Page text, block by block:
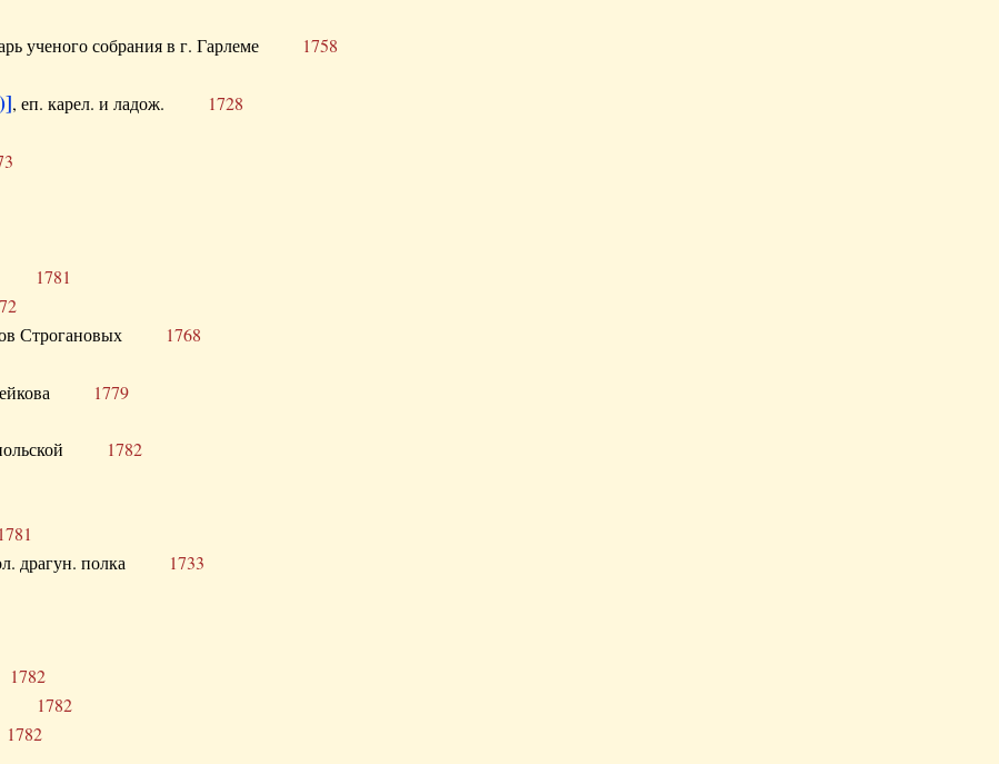
ученого собрания в г. Гарлеме 1758
, еп. карел. и ладож. 1728
1781
Строгановых 1768
1779
1782
1781
драгун. полка 1733
1782
1782
1782